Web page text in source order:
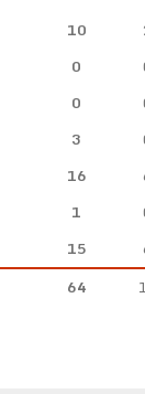
10
0
0
3
16
1
15
64